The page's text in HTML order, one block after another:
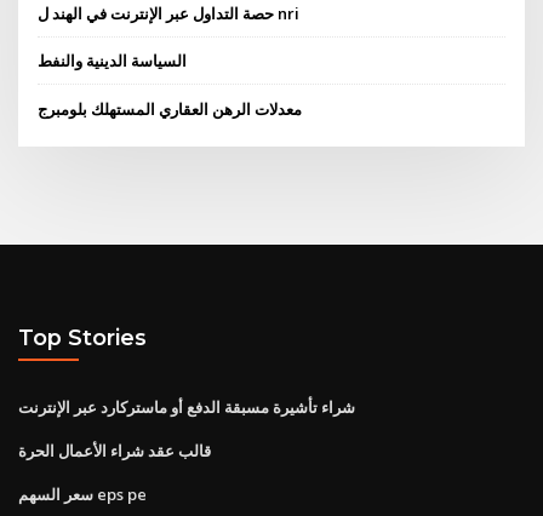
حصة التداول عبر الإنترنت في الهند ل nri
السياسة الدينية والنفط
معدلات الرهن العقاري المستهلك بلومبرج
Top Stories
شراء تأشيرة مسبقة الدفع أو ماستركارد عبر الإنترنت
قالب عقد شراء الأعمال الحرة
سعر السهم eps pe